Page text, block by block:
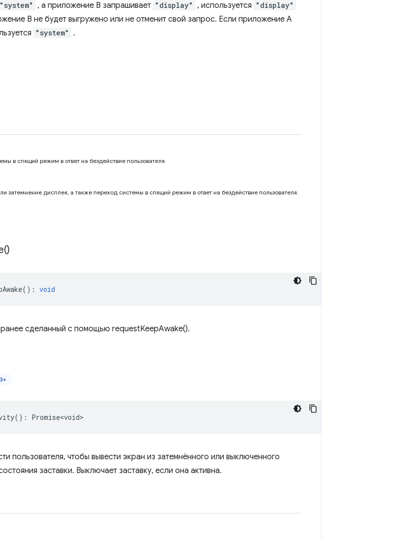
"system" , а приложение B запрашивает "display" , используется "display"
B не будет выгружено или не отменит свой запрос. Если приложение A
"system" .
в спящий режим в ответ на бездействие пользователя.
затемнение дисплея, а также переход системы в спящий режим в ответ на бездействие пользователя.
)
() : void
сделанный с помощью requestKeepAwake().
() : Promise<void>
пользователя, чтобы вывести экран из затемнённого или выключенного
заставки. Выключает заставку, если она активна.